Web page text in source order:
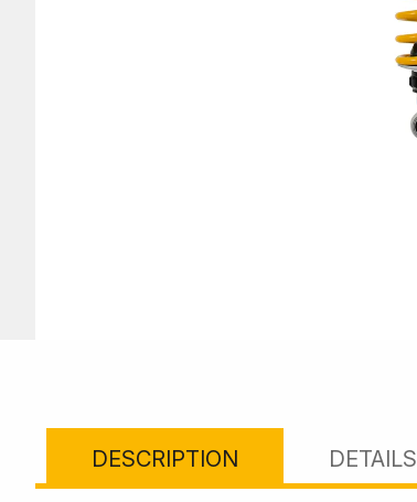
DESCRIPTION DETAILS